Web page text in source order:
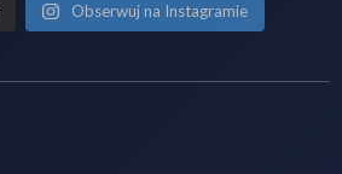
Obserwuj na Instagramie